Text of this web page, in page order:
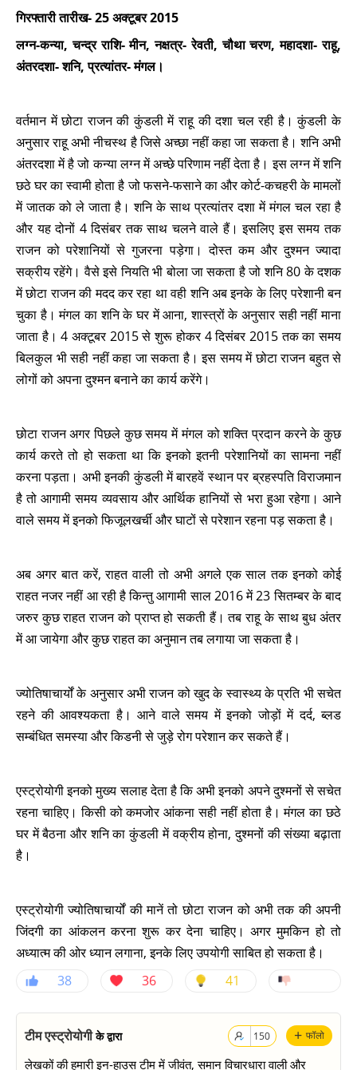
गिरफ्तारी तारीख- 25 अक्टूबर 2015
लग्न-कन्या, चन्द्र राशि- मीन, नक्षत्र- रेवती, चौथा चरण, महादशा- राहू,
अंतरदशा- शनि, प्रत्यांतर- मंगल।
वर्तमान में छोटा राजन की कुंडली में राहू की दशा चल रही है। कुंडली के
अनुसार राहू अभी नीचस्थ है जिसे अच्छा नहीं कहा जा सकता है। शनि अभी
अंतरदशा में है जो कन्या लग्न में अच्छे परिणाम नहीं देता है। इस लग्न में शनि
छठे घर का स्वामी होता है जो फसने-फसाने का और कोर्ट-कचहरी के मामलों
में जातक को ले जाता है। शनि के साथ प्रत्यांतर दशा में मंगल चल रहा है
और यह दोनों 4 दिसंबर तक साथ चलने वाले हैं। इसलिए इस समय तक
राजन को परेशानियों से गुजरना पड़ेगा। दोस्त कम और दुश्मन ज्यादा
सक्रीय रहेंगे। वैसे इसे नियति भी बोला जा सकता है जो शनि 80 के दशक
में छोटा राजन की मदद कर रहा था वही शनि अब इनके के लिए परेशानी बन
चुका है। मंगल का शनि के घर में आना, शास्त्रों के अनुसार सही नहीं माना
जाता है। 4 अक्टूबर 2015 से शुरू होकर 4 दिसंबर 2015 तक का समय
बिलकुल भी सही नहीं कहा जा सकता है। इस समय में छोटा राजन बहुत से
लोगों को अपना दुश्मन बनाने का कार्य करेंगे।
छोटा राजन अगर पिछले कुछ समय में मंगल को शक्ति प्रदान करने के कुछ
कार्य करते तो हो सकता था कि इनको इतनी परेशानियों का सामना नहीं
करना पड़ता। अभी इनकी कुंडली में बारहवें स्थान पर ब्रहस्पति विराजमान
है तो आगामी समय व्यवसाय और आर्थिक हानियों से भरा हुआ रहेगा। आने
वाले समय में इनको फिजूलखर्ची और घाटों से परेशान रहना पड़ सकता है।
अब अगर बात करें, राहत वाली तो अभी अगले एक साल तक इनको कोई
राहत नजर नहीं आ रही है किन्तु आगामी साल 2016 में 23 सितम्बर के बाद
जरुर कुछ राहत राजन को प्राप्त हो सकती हैं। तब राहू के साथ बुध अंतर
में आ जायेगा और कुछ राहत का अनुमान तब लगाया जा सकता है।
ज्योतिषाचार्यों के अनुसार अभी राजन को खुद के स्वास्थ्य के प्रति भी सचेत
रहने की आवश्यकता है। आने वाले समय में इनको जोड़ों में दर्द, ब्लड
सम्बंधित समस्या और किडनी से जुड़े रोग परेशान कर सकते हैं।
एस्ट्रोयोगी इनको मुख्य सलाह देता है कि अभी इनको अपने दुश्मनों से सचेत
रहना चाहिए। किसी को कमजोर आंकना सही नहीं होता है। मंगल का छठे
घर में बैठना और शनि का कुंडली में वक्रीय होना, दुश्मनों की संख्या बढ़ाता
है।
एस्ट्रोयोगी ज्योतिषाचार्यों की मानें तो छोटा राजन को अभी तक की अपनी
जिंदगी का आंकलन करना शुरू कर देना चाहिए। अगर मुमकिन हो तो
अध्यात्म की ओर ध्यान लगाना, इनके लिए उपयोगी साबित हो सकता है।
38
36 41
+ फॉलो
150
टीम एस्ट्रोयोगीके द्वारा
लेखकों की हमारी इन-हाउस टीम में जीवंत, समान विचारधारा वाली और